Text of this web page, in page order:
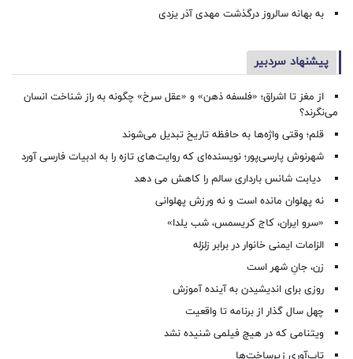
به بهانه سالروز درگذشت مهدی آذر یزدی
پیشنهاد سردبیر
از مغز تا اشراق؛ «فلسفه ذهن» و «عقل سرخ» چگونه به راز شناخت انسان
می‌نگرند؟
قلم؛ وقتی واژه‌ها به حافظه تاریخ تبدیل می‌شوند
شهرنوش پارسی‌پور؛ نویسنده‌ای که روایت‌های تازه را به ادبیات فارسی آورد
دیابت شانس بارداری سالم را کاهش می دهد
نه پهلوان مانده است و نه ورزش پهلوانی
«سرو ایران، کاج کریسمس، شب یلدا»
الزامات ایمنی خانوار در برابر زلزله
زن، جانِ شهر است
روزی برای اندیشیدن به آینده آموزش
چهل سال گذار از برنامه تا واقعیت
ویتنامی که در هیچ فیلمی شنیده نشد
تاب‌آوری زیرساخت‌ها